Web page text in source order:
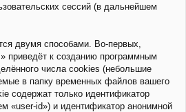
сессий (в дальнейшем
двумя способами. Во-первых,
приведёт к созданию программным
числа cookies (небольшие
в папку временных файлов вашего
содержат только идентификатор
«user-id») и идентификатор анонимной